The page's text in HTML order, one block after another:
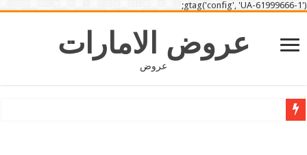
gtag('config', 'UA-61999666-1');
عروض الامارات
عروض